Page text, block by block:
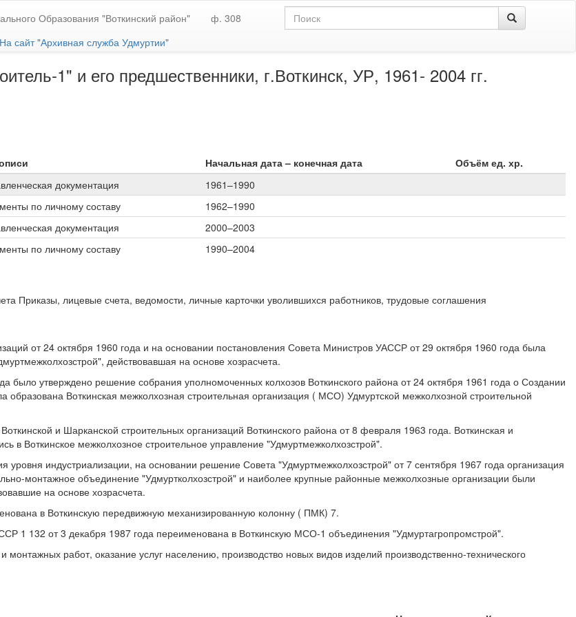
Образования "Воткинский район"
ф. 308
На сайт "Архивная служба Удмуртии"
1" и его предшественники, г.Воткинск, УР, 1961- 2004 гг.
Начальная дата – конечная дата
Объём ед. хр.
документация
1961–1990
по личному составу
1962–1990
документация
2000–2003
по личному составу 1990–2004
Приказы, лицевые счета, ведомости, личные карточки уволившихся работников, трудовые соглашения
от 24 октября 1960 года и на основании постановления Совета Министров УАССР от 29 октября 1960 года была
действовавшая на основе хозрасчета.
было утверждено решение собрания уполномоченных колхозов Воткинского района от 24 октября 1961 года о Создании
Воткинская межколхозная строительная организация ( МСО) Удмуртской межколхозной строительной
и Шарканской строительных организаций Воткинского района от 8 февраля 1963 года. Воткинская и
Воткинское межколхозное строительное управление "Удмуртмежколхозстрой".
индустриализации, на основании решение Совета "Удмуртмежколхозстрой" от 7 сентября 1967 года организация
монтажное объединение "Удмуртколхозстрой" и наиболее крупные районные межколхозные организации были
на основе хозрасчета.
в Воткинскую передвижную механизированную колонну ( ПМК) 7.
1 132 от 3 декабря 1987 года переименована в Воткинскую МСО-1 объединения "Удмуртагропромстрой".
работ, оказание услуг населению, производство новых видов изделий производственно-технического